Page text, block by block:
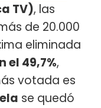
TV), las
de 20.000
eliminada
el 49,7%,
votada es
se quedó